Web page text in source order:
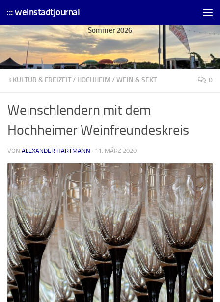
Skip to content
::: weinstadtjournal
Sommer 2026
3 KULTUR & FREIZEIT/ HOCHHEIM /WEIN & SEKT 0
Weinschlendern mit dem
Hochheimer Weinfreundeskreis
VON ALEXANDER HARTMANN · 11. MÄRZ 2020